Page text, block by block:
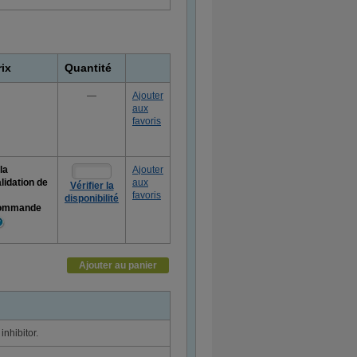
Quantité
—
Ajouter
aux
favoris
de
Vérifier la
disponibilité
Ajouter
aux
favoris
Ajouter au panier